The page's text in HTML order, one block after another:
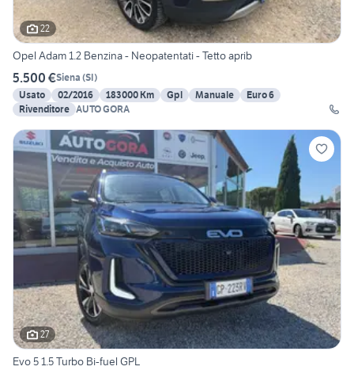
22
Opel Adam 1.2 Benzina - Neopatentati - Tetto aprib
5.500 €Siena (SI)
Usato
02/2016 183000 Km Gpl Manuale
Euro 6
Rivenditore AUTO GORA
27
Evo 5 1.5 Turbo Bi-fuel GPL